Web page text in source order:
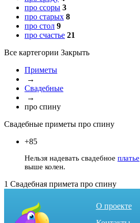
про ссоры 3
про старых 8
про стол 9
про счастье 21
Все картегории Закрыть
Приметы
→
Свадебные
→
про спину
Свадебные приметы про спину
+85
Нельзя надевать свадебное платье
выше колен.
1 Cвадебная примета про спину
О проекте